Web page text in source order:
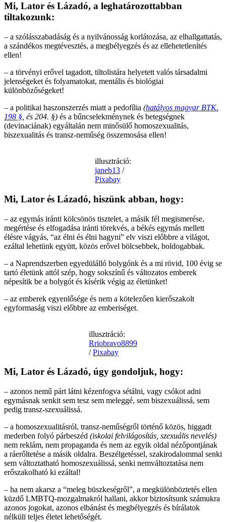
Mi, Lator és Lázadó, a leghatározottabban
tiltakozunk:
– a szólásszabadáság és a nyilvánosság korlátozása, az elhallgattatás,
a szándékos megtévesztés, a megbélyegzés és az ellehetetlenítés
ellen!
– a törvényi erővel tagadott, tiltolistára helyetett valós társadalmi
jelenségeket és folyamatokat, mentális és biológiai
különbözőségeket!
– a politikai haszonszerzés miatt a pedofília (hatályos magyar BTK.
198 § , és 204. §) és a bűncselekménynek és betegségnek
(devinaciának) egyáltalán nem minősülő homoszexualitás,
biszexualitás és transz-neműség összemosása ellen!
illusztráció:
janeb13 /
Pixabay
Mi, Lator és Lázadó, hiszünk abban, hogy:
– az egymás iránti kölcsönös tisztelet, a másik fél megismerése,
megértése és elfogadása iránti törekvés, a békés egymás mellett
élésre vágyás, “az élni és élni hagyni” elv viszi előbbre a világot,
ezáltal lehetünk együtt, közös erővel bölcsebbek, boldogabbak.
– a Naprendszerben egyedülálló bolygónk és a mi rövid, 100 évig se
tartó életünk attól szép, hogy sokszínű és változatos emberek
népesítik be a bolygót és kísérik végig az életünket!
– az emberek egyenlősége és nem a kötelezően kierőszakolt
egyformaság viszi előbbre az emberiséget.
illusztráció:
Rriobravo8899
/Pixabay
Mi, Lator és Lázadó, úgy gondoljuk, hogy:
– azonos nemű párt látni kézenfogva sétálni, vagy csókot adni
egymásnak senkit sem tesz sem meleggé, sem biszexuálissá, sem
pedig transz-szexuálissá.
– a homoszexualitásról, transz-neműségről történő közös, higgadt
mederben folyó párbeszéd (iskolai felvilágosítás, szexuális nevelés)
nem reklám, nem propaganda és nem az egyik oldal nézőpontjának
a ráerőltetése a másik oldalra. Beszélgetéssel, szakirodalommal senki
sem változtatható homoszexuálissá, senki nemváltoztatása nem
erőszakolható ki ezáltal!
– ha nem akarsz a “meleg büszkeségről”, a megkülönböztetés ellen
küzdő LMBTQ-mozgalmakról hallani, akkor biztosítsunk számukra
azonos jogokat, azonos elbánást és megbélyegzés és bírálatok
nélküli teljes életet lehetőségét.